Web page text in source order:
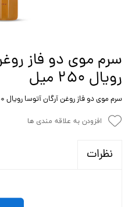
سرم موی دو فاز
رویال ۲۵۰ میل
سرم موی دو فاز روغن آرگان آتوسا رویال ۲۵۰ میل
افزودن به علاقه مندی ها
نظرات